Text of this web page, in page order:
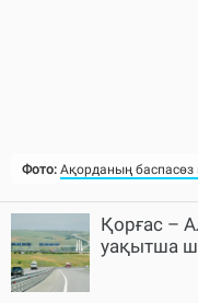
Фото: Ақорданың баспасөз
Қорғас –
уақытша